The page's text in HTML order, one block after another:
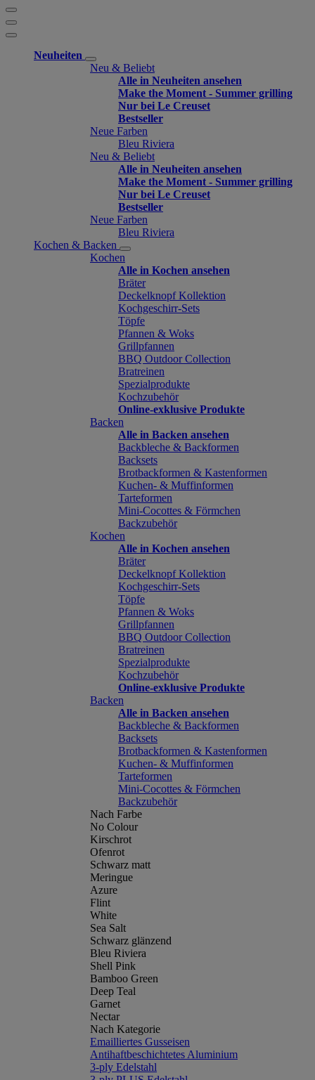
Neuheiten
Neu & Beliebt
Alle in Neuheiten ansehen
Make the Moment - Summer grilling
Nur bei Le Creuset
Bestseller
Neue Farben
Bleu Riviera
Neu & Beliebt
Alle in Neuheiten ansehen
Make the Moment - Summer grilling
Nur bei Le Creuset
Bestseller
Neue Farben
Bleu Riviera
Kochen & Backen
Kochen
Alle in Kochen ansehen
Bräter
Deckelknopf Kollektion
Kochgeschirr-Sets
Töpfe
Pfannen & Woks
Grillpfannen
BBQ Outdoor Collection
Bratreinen
Spezialprodukte
Kochzubehör
Online-exklusive Produkte
Backen
Alle in Backen ansehen
Backbleche & Backformen
Backsets
Brotbackformen & Kastenformen
Kuchen- & Muffinformen
Tarteformen
Mini-Cocottes & Förmchen
Backzubehör
Kochen
Alle in Kochen ansehen
Bräter
Deckelknopf Kollektion
Kochgeschirr-Sets
Töpfe
Pfannen & Woks
Grillpfannen
BBQ Outdoor Collection
Bratreinen
Spezialprodukte
Kochzubehör
Online-exklusive Produkte
Backen
Alle in Backen ansehen
Backbleche & Backformen
Backsets
Brotbackformen & Kastenformen
Kuchen- & Muffinformen
Tarteformen
Mini-Cocottes & Förmchen
Backzubehör
Nach Farbe
No Colour
Kirschrot
Ofenrot
Schwarz matt
Meringue
Azure
Flint
White
Sea Salt
Schwarz glänzend
Bleu Riviera
Shell Pink
Bamboo Green
Deep Teal
Garnet
Nectar
Nach Kategorie
Emailliertes Gusseisen
Antihaftbeschichtetes Aluminium
3-ply Edelstahl